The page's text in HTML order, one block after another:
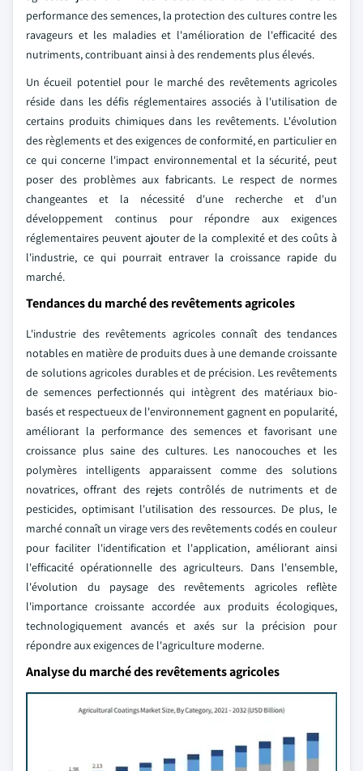
performance des semences, la protection des cultures contre les
ravageurs et les maladies et l'amélioration de l'efficacité des
nutriments, contribuant ainsi à des rendements plus élevés.
Un écueil potentiel pour le marché des revêtements agricoles
réside dans les défis réglementaires associés à l'utilisation de
certains produits chimiques dans les revêtements. L'évolution
des règlements et des exigences de conformité, en particulier en
ce qui concerne l'impact environnemental et la sécurité, peut
poser des problèmes aux fabricants. Le respect de normes
changeantes et la nécessité d'une recherche et d'un
développement continus pour répondre aux exigences
réglementaires peuvent ajouter de la complexité et des coûts à
l'industrie, ce qui pourrait entraver la croissance rapide du
marché.
Tendances du marché des revêtements agricoles
L'industrie des revêtements agricoles connaît des tendances
notables en matière de produits dues à une demande croissante
de solutions agricoles durables et de précision. Les revêtements
de semences perfectionnés qui intègrent des matériaux bio-
basés et respectueux de l'environnement gagnent en popularité,
améliorant la performance des semences et favorisant une
croissance plus saine des cultures. Les nanocouches et les
polymères intelligents apparaissent comme des solutions
novatrices, offrant des rejets contrôlés de nutriments et de
pesticides, optimisant l'utilisation des ressources. De plus, le
marché connaît un virage vers des revêtements codés en couleur
pour faciliter l'identification et l'application, améliorant ainsi
l'efficacité opérationnelle des agriculteurs. Dans l'ensemble,
l'évolution du paysage des revêtements agricoles reflète
l'importance croissante accordée aux produits écologiques,
technologiquement avancés et axés sur la précision pour
répondre aux exigences de l'agriculture moderne.
Analyse du marché des revêtements agricoles